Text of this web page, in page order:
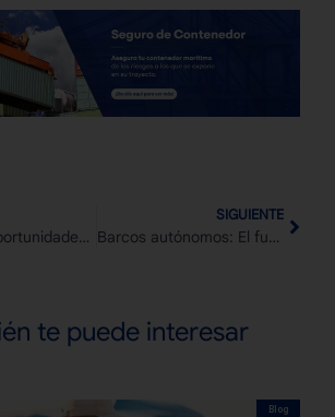
Desafíos y oportunidades en la logística B2B
SIGUIENTE
Barcos autónomos: El futuro de la navegación marítima
te puede interesar
Blog